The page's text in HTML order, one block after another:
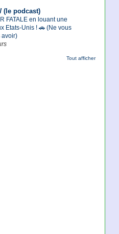
(le podcast)
FATALE en louant une
Etats-Unis ! 🚗 (Ne vous
avoir)
Tout afficher